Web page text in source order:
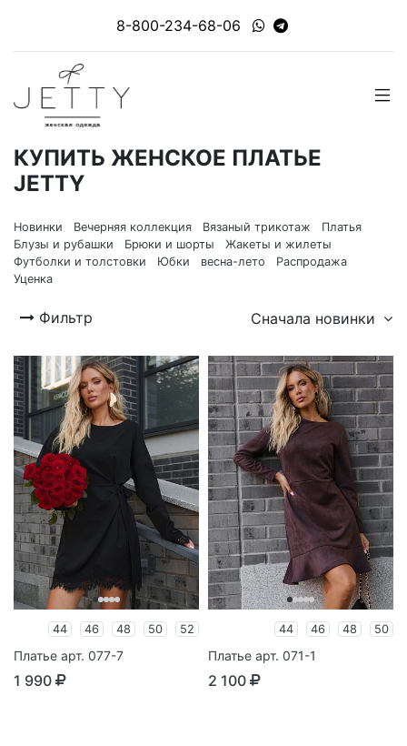
8-800-234-68-06
КУПИТЬ ЖЕНСКОЕ ПЛАТЬЕ
JETTY
Новинки Вечерняя коллекция Вязаный трикотаж
Платья
Блузы и рубашки
Брюки и шорты
Жакеты и жилеты
Футболки и толстовки
Юбки весна-лето
Распродажа
Уценка
Фильтр Сначала новинки
44 46 48 50 52
Платье арт. 077-7
1 990
44 46 48 50
Платье арт. 071-1
2 100